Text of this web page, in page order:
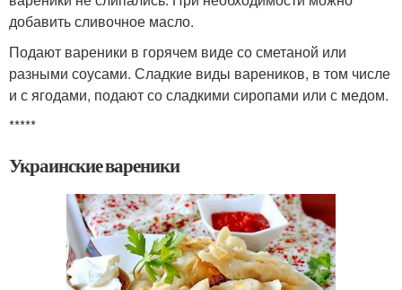
добавить сливочное масло.
Подают вареники в горячем виде со сметаной или
разными соусами. Сладкие виды вареников, в том числе
и с ягодами, подают со сладкими сиропами или с медом.
*****
Украинские вареники